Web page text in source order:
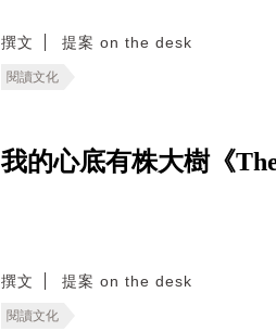
撰文 提案 on the desk
閱讀文化
我的心底有株大樹《
撰文 提案 on the desk
閱讀文化